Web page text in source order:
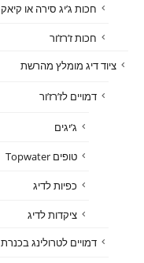
חכות ג’יג סירה או קיאק
חכות ז’רז’ור
ציוד דיג מומלץ מהרשת
דמויים לז’רז’ור
ג’יגים
טופים Topwater
כפיות לדיג
ציקדות לדיג
דמויים לטרולינג בכנרת